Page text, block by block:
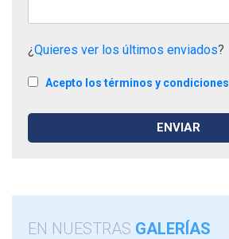
¿Quieres ver los últimos enviados?
Acepto los términos y condiciones
EN NUESTRAS GALERÍAS